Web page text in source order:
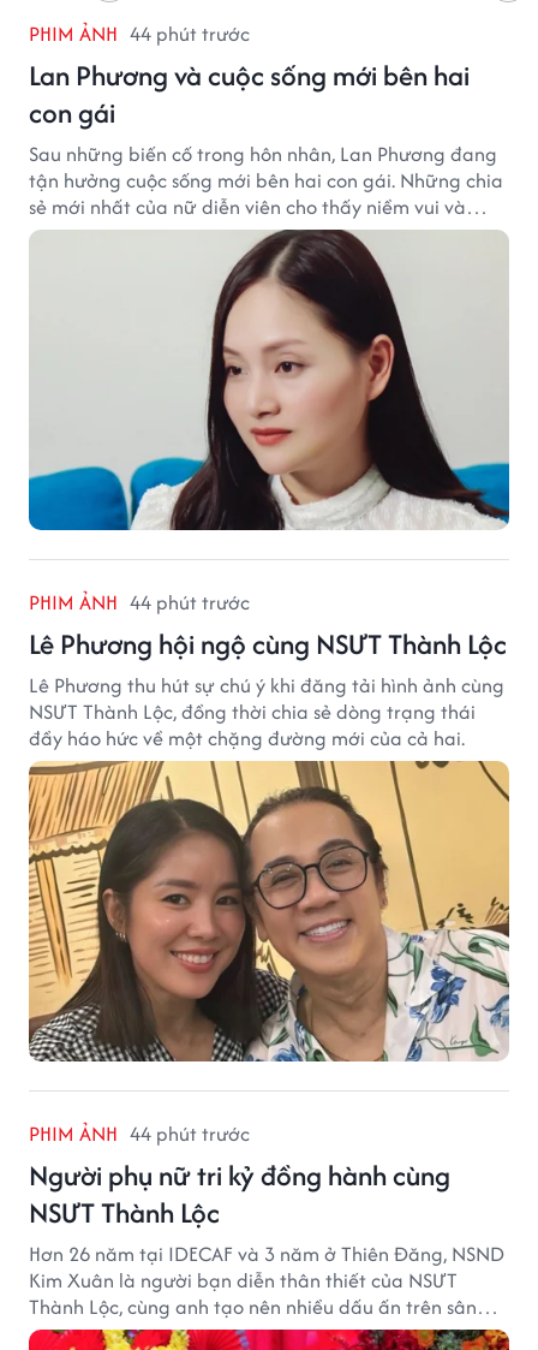
PHIM ẢNH 44 phút trước
Lan Phương và cuộc sống mới bên hai
con gái
Sau những biến cố trong hôn nhân, Lan Phương đang
tận hưởng cuộc sống mới bên hai con gái. Những chia
sẻ mới nhất của nữ diễn viên cho thấy niềm vui và
hạnh phúc hiện tại đến từ những điều bình dị mỗi
PHIM ẢNH 44 phút trước
Lê Phương hội ngộ cùng NSƯT Thành Lộc
Lê Phương thu hút sự chú ý khi đăng tải hình ảnh cùng
NSƯT Thành Lộc, đồng thời chia sẻ dòng trạng thái
đầy háo hức về một chặng đường mới của cả hai.
PHIM ẢNH 44 phút trước
Người phụ nữ tri kỷ đồng hành cùng
NSƯT Thành Lộc
Hơn 26 năm tại IDECAF và 3 năm ở Thiên Đăng, NSND
Kim Xuân là người bạn diễn thân thiết của NSƯT
Thành Lộc, cùng anh tạo nên nhiều dấu ấn trên sân
khấu.